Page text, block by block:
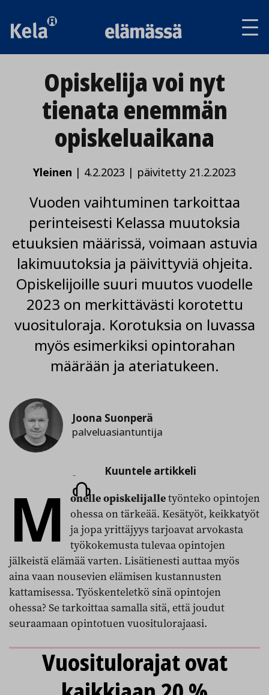
Opiskelija voi nyt
tienata enemmän
opiskeluaikana
Yleinen | 4.2.2023 | päivitetty 21.2.2023
Vuoden vaihtuminen tarkoittaa
perinteisesti Kelassa muutoksia
etuuksien määrissä, voimaan astuvia
lakimuutoksia ja päivittyviä ohjeita.
Opiskelijoille suuri muutos vuodelle
2023 on merkittävästi korotettu
vuosituloraja. Korotuksia on luvassa
myös esimerkiksi opintorahan
määrään ja ateriatukeen.
Joona Suonperä
palveluasiantuntija
Kuuntele
artikkeli
Kuuntele artikkeli
M onelle opiskelijalletyönteko opintojen
ohessa on tärkeää. Kesätyöt, keikkatyöt
ja jopa yrittäjyys tarjoavat arvokasta
työkokemusta tulevaa opintojen
jälkeistä elämää varten. Lisätienesti auttaa myös
aina vaan nousevien elämisen kustannusten
kattamisessa. Työskenteletkö sinä opintojen
ohessa? Se tarkoittaa samalla sitä, että joudut
seuraamaan opintotuen vuositulorajaasi.
Vuositulorajat ovat